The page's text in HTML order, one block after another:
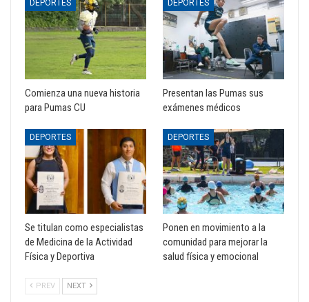
DEPORTES
Comienza una nueva historia
para Pumas CU
DEPORTES
Presentan las Pumas sus
exámenes médicos
DEPORTES
Se titulan como especialistas
de Medicina de la Actividad
Física y Deportiva
DEPORTES
Ponen en movimiento a la
comunidad para mejorar la
salud física y emocional
PREV NEXT